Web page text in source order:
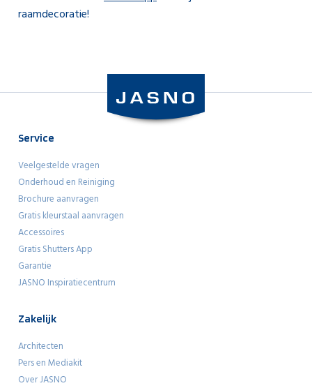
raamdecoratie!
Service
Veelgestelde vragen
Onderhoud en Reiniging
Brochure aanvragen
Gratis kleurstaal aanvragen
Accessoires
Gratis Shutters App
Garantie
JASNO Inspiratiecentrum
Zakelijk
Architecten
Pers en Mediakit
Over JASNO